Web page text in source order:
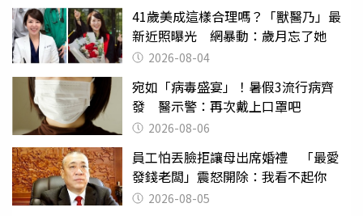
41歲美成這樣合理嗎？「獸醫乃」最
新近照曝光 網暴動：歲月忘了她
2026-08-04
宛如「病毒盛宴」！暑假3流行病齊
發 醫示警：再次戴上口罩吧
2026-08-06
員工怕丟臉拒讓母出席婚禮 「最愛
發錢老闆」震怒開除：我看不起你
2026-08-05